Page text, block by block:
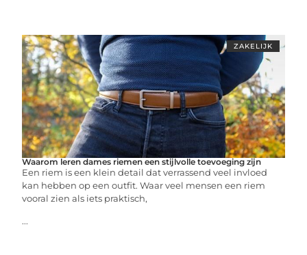
ZAKELIJK
Waarom leren dames riemen een stijlvolle toevoeging zijn
Een riem is een klein detail dat verrassend veel invloed
kan hebben op een outfit. Waar veel mensen een riem
vooral zien als iets praktisch,
...